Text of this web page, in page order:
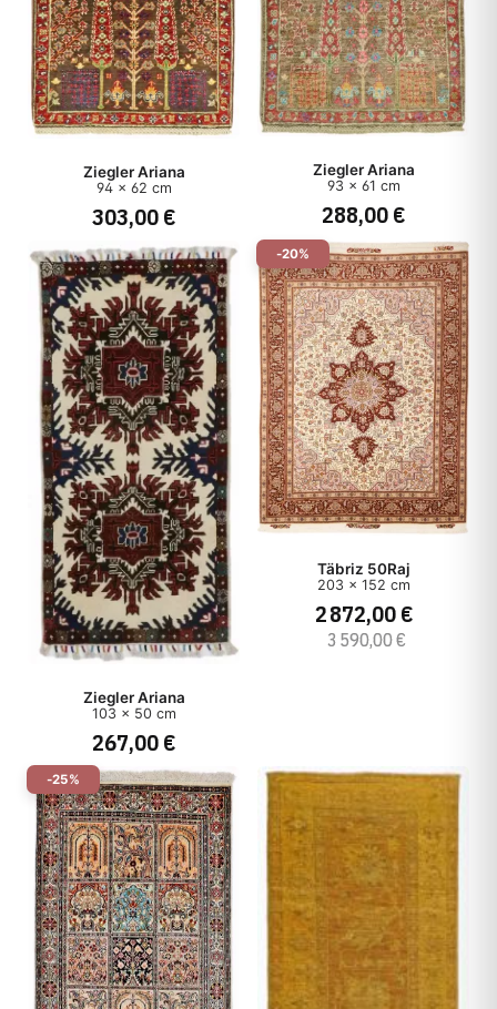
Ziegler Ariana
94 x 62 cm
303,00 €
Ziegler Ariana
93 x 61 cm
288,00 €
Ziegler Ariana
103 x 50 cm
267,00 €
-20%
Täbriz 50Raj
203 x 152 cm
2 872,00 €
3 590,00 €
-25%